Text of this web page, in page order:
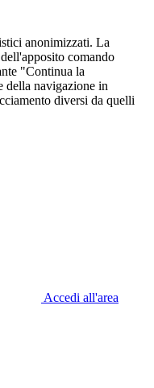
anonimizzati. La
comando
"Continua la
della navigazione in
diversi da quelli
Accedi all'area